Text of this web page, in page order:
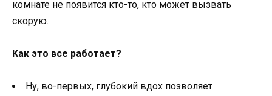
комнате не появится кто-то, кто может вызвать
скорую.
Как это все работает?
Ну, во-первых, глубокий вдох позволяет